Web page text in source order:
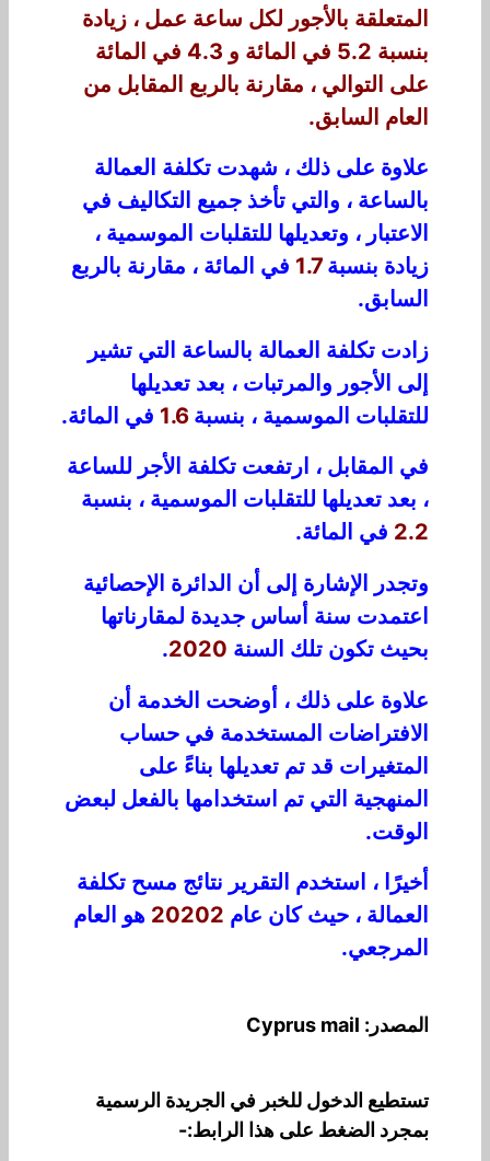
المتعلقة بالأجور لكل ساعة عمل ، زيادة
بنسبة 5.2 في المائة و 4.3 في المائة
على التوالي ، مقارنة بالربع المقابل من
العام السابق.
علاوة على ذلك ، شهدت تكلفة العمالة
بالساعة ، والتي تأخذ جميع التكاليف في
الاعتبار ، وتعديلها للتقلبات الموسمية ،
زيادة بنسبة1.7 في المائة ، مقارنة بالربع
السابق.
زادت تكلفة العمالة بالساعة التي تشير
إلى الأجور والمرتبات ، بعد تعديلها
للتقلبات الموسمية ، بنسبة1.6 في المائة.
في المقابل ، ارتفعت تكلفة الأجر للساعة
، بعد تعديلها للتقلبات الموسمية ، بنسبة
2.2 في المائة.
وتجدر الإشارة إلى أن الدائرة الإحصائية
اعتمدت سنة أساس جديدة لمقارناتها
بحيث تكون تلك السنة 2020
.
علاوة على ذلك ، أوضحت الخدمة أن
الافتراضات المستخدمة في حساب
المتغيرات قد تم تعديلها بناءً على
المنهجية التي تم استخدامها بالفعل لبعض
الوقت.
أخيرًا ، استخدم التقرير نتائج مسح تكلفة
العمالة ، حيث كان عام 20202 هو العام
المرجعي.
المصدر: Cyprus mail
تستطيع الدخول للخبر في الجريدة الرسمية
بمجرد الضغط على هذا الرابط:-